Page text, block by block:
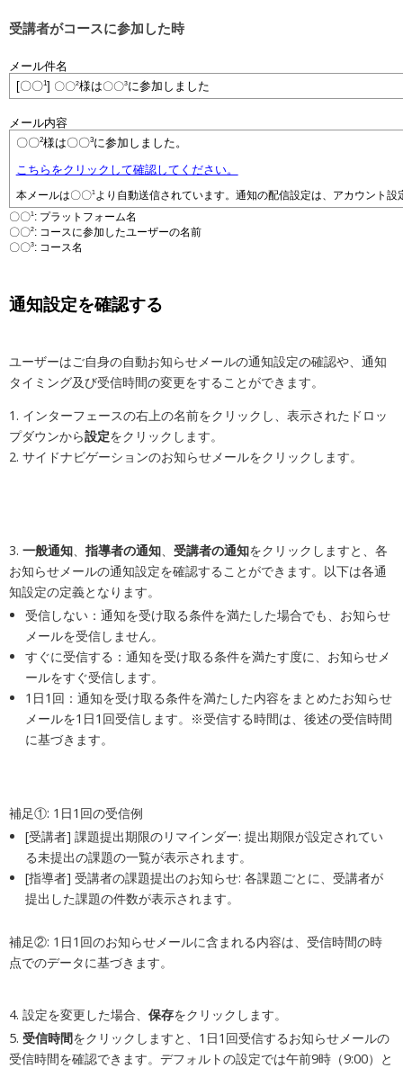
受講者がコースに参加した時
メール件名
[〇〇1] 〇〇2様は〇〇3に参加しました
メール内容
〇〇2様は〇〇3に参加しました。
こちらをクリックして確認してください。
本メールは〇〇1より自動送信されています。通知の配信設定は、アカウント設
〇〇1: プラットフォーム名
〇〇2: コースに参加したユーザーの名前
〇〇3: コース名
通知設定を確認する
ユーザーはご自身の自動お知らせメールの通知設定の確認や、通知
タイミング及び受信時間の変更をすることができます。
1. インターフェースの右上の名前をクリックし、表示されたドロッ
プダウンから設定をクリックします。
2. サイドナビゲーションのお知らせメールをクリックします。
3. 一般通知 指導者の通知 受講者の通知をクリックしますと、各
お知らせメールの通知設定を確認することができます。以下は各通
知設定の定義となります。
受信しない：通知を受け取る条件を満たした場合でも、お知らせ
メールを受信しません。
すぐに受信する：通知を受け取る条件を満たす度に、お知らせメ
ールをすぐ受信します。
1日1回：通知を受け取る条件を満たした内容をまとめたお知らせ
メールを1日1回受信します。※受信する時間は、後述の受信時間
に基づきます。
補足①: 1日1回の受信例
[受講者] 課題提出期限のリマインダー: 提出期限が設定されてい
る未提出の課題の一覧が表示されます。
[指導者] 受講者の課題提出のお知らせ: 各課題ごとに、受講者が
提出した課題の件数が表示されます。
補足②: 1日1回のお知らせメールに含まれる内容は、受信時間の時
点でのデータに基づきます。
4. 設定を変更した場合、 保存をクリックします。
5. 受信時間をクリックしますと、1日1回受信するお知らせメールの
受信時間を確認できます。デフォルトの設定では午前9時（9:00）と